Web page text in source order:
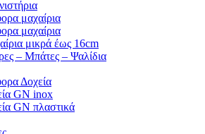
μαχαίρια
μαχαίρια
μικρά έως 16cm
– Μπάτες – Ψαλίδια
Δοχεία
GN inox
GN πλαστικά